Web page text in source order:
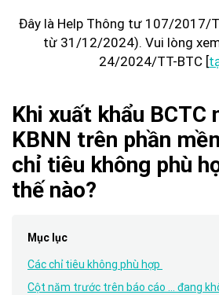
Đây là Help Thông tư 107/2017/
từ 31/12/2024). Vui lòng
24/2024/TT-BTC [
Khi xuất khẩu BCTC
KBNN trên phần
chỉ tiêu không phù
thế nào?
Mục lục
Các chỉ tiêu không phù hợp
Cột năm trước trên báo cáo ... đang